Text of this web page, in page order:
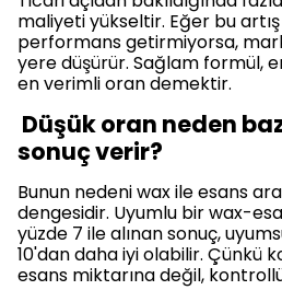
maliyeti yükseltir. Eğer bu
performans getirmiyorsa,
yere düşürür. Sağlam formül,
en verimli oran demektir.
Düşük oran neden
sonuç verir?
Bunun nedeni wax ile esans
dengesidir. Uyumlu bir wax-
yüzde 7 ile alınan sonuç,
10'dan daha iyi olabilir. Çünkü
esans miktarına değil, kontrollü